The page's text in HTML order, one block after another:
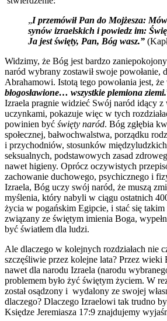
„I przemówił Pan do Mojżesza:
synów izraelskich i powiedz im:
Ja jest święty, Pan, Bóg wasz.”
Widzimy, że Bóg jest bardzo
naród wybrany zostawił swoje powołanie,
Abrahamowi. Istotą tego powołania jest,
błogosławione… wszystkie plemiona ziemi.
Izraela pragnie widzieć Swój naród idący z
uczynkami, pokazuje więc w tych
powinien być święty naród. Bóg zgłębia
społecznej, bałwochwalstwa, porządku
i przychodniów, stosunków
seksualnych, podstawowych zasad
nawet higieny. Oprócz oczywistych
zachowanie duchowego, psychicznego i
Izraela, Bóg uczy swój naród, że muszą
myślenia, który nabyli w ciągu ostatnich
życia w pogańskim Egipcie, i stać się
związany ze świętym imienia Boga,
być światłem dla ludzi.
Ale dlaczego w kolejnych rozdziałach nie
szczęśliwie przez kolejne lata? Przez wieki
nawet dla narodu Izraela (narodu
problemem było żyć świętym życiem. W
został osądzony i wydalony ze swojej
dlaczego? Dlaczego Izraelowi tak trudno
Księdze Jeremiasza 17:9 znajdujemy